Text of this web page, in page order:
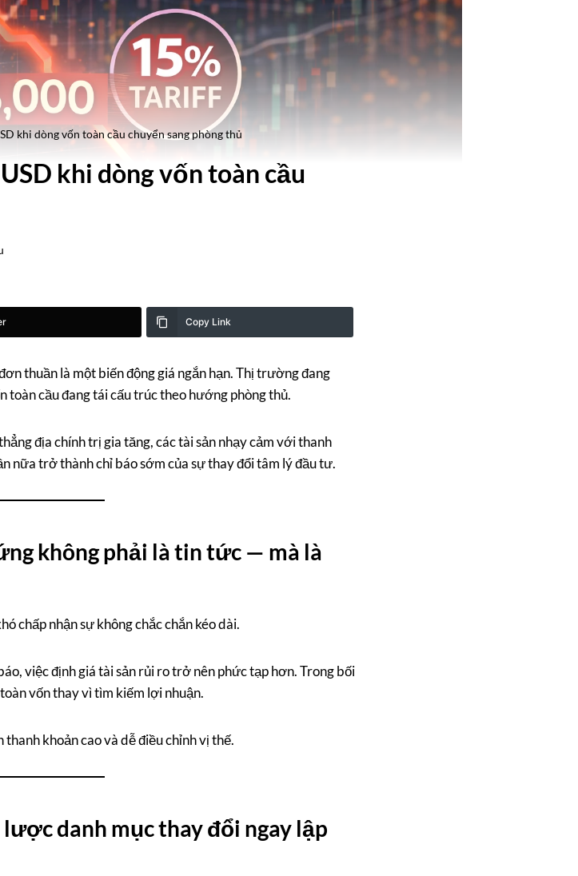
khi dòng vốn toàn cầu chuyển sang phòng thủ
khi dòng vốn toàn cầu
Copy Link
thuần là một biến động giá ngắn hạn. Thị trường đang
cầu đang tái cấu trúc theo hướng phòng thủ.
địa chính trị gia tăng, các tài sản nhạy cảm với thanh
nữa trở thành chỉ báo sớm của sự thay đổi tâm lý đầu tư.
không phải là tin tức — mà là
chấp nhận sự không chắc chắn kéo dài.
việc định giá tài sản rủi ro trở nên phức tạp hơn. Trong bối
vốn thay vì tìm kiếm lợi nhuận.
khoản cao và dễ điều chỉnh vị thế.
danh mục thay đổi ngay lập